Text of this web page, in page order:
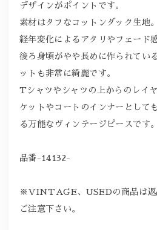
デザインがポイントです。
素材はタフなコットンダック生地。
経年変化によるアタリやフェード
後ろ身頃がやや長めに作られてい
ットも非常に綺麗です。
Tシャツやシャツの上からのレイ
ケットやコートのインナーとして
る万能なヴィンテージピースです。
品番-14132-
※VINTAGE、USEDの商品は返
ご注意下さい。